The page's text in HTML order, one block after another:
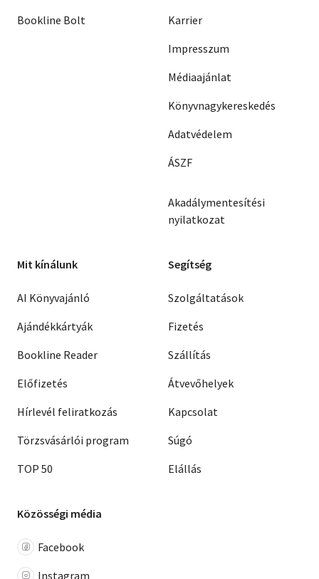
Bookline Bolt
Karrier
Impresszum
Médiaajánlat
Könyvnagykereskedés
Adatvédelem
ÁSZF
Akadálymentesítési
nyilatkozat
Mit kínálunk
AI Könyvajánló
Ajándékkártyák
Bookline Reader
Előfizetés
Hírlevél feliratkozás
Törzsvásárlói program
TOP 50
Segítség
Szolgáltatások
Fizetés
Szállítás
Átvevőhelyek
Kapcsolat
Súgó
Elállás
Közösségi média
Facebook
Instagram